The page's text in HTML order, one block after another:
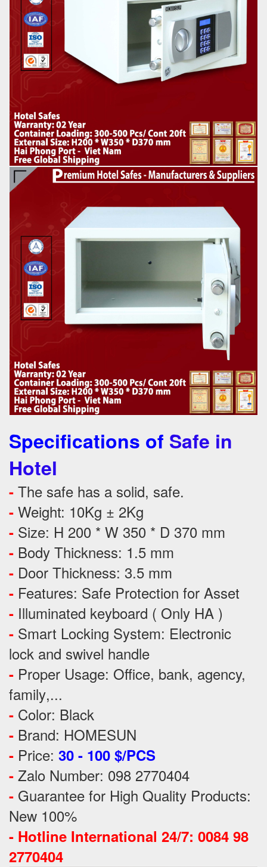
Specifications of Safe in
Hotel
- The safe has a solid, safe.
- Weight: 10Kg ± 2Kg
- Size: H 200 * W 350 * D 370 mm
- Body Thickness: 1.5 mm
- Door Thickness: 3.5 mm
- Features: Safe Protection for Asset
- Illuminated keyboard ( Only HA )
- Smart Locking System: Electronic
lock and swivel handle
- Proper Usage: Office, bank, agency,
family,...
- Color: Black
- Brand: HOMESUN
- Price: 30 - 100 $/PCS
- Zalo Number: 098 2770404
- Guarantee for High Quality Products:
New 100%
- Hotline International 24/7: 0084 98
2770404